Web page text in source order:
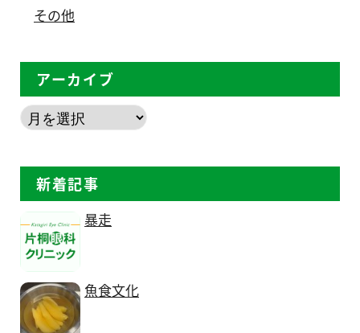
その他
アーカイブ
新着記事
暴走
魚食文化